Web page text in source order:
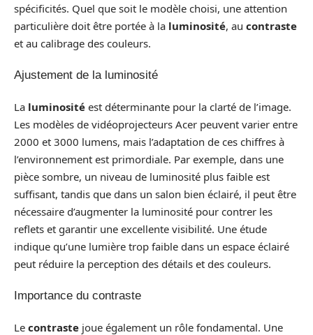
spécificités. Quel que soit le modèle choisi, une attention
particulière doit être portée à la luminosité, au contraste
et au calibrage des couleurs.
Ajustement de la luminosité
La luminosité est déterminante pour la clarté de l’image.
Les modèles de vidéoprojecteurs Acer peuvent varier entre
2000 et 3000 lumens, mais l’adaptation de ces chiffres à
l’environnement est primordiale. Par exemple, dans une
pièce sombre, un niveau de luminosité plus faible est
suffisant, tandis que dans un salon bien éclairé, il peut être
nécessaire d’augmenter la luminosité pour contrer les
reflets et garantir une excellente visibilité. Une étude
indique qu’une lumière trop faible dans un espace éclairé
peut réduire la perception des détails et des couleurs.
Importance du contraste
Le contraste joue également un rôle fondamental. Une